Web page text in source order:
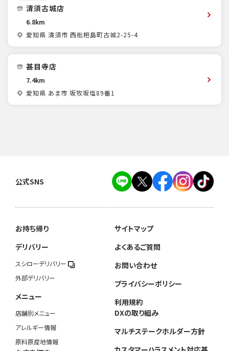
清須古城店
6.8km
愛知県 清須市 西枇杷島町古城2-25-4
甚目寺店
7.4km
愛知県 あま市 坂牧坂塩89番1
公式SNS
お持ち帰り
デリバリー
スシローデリバリー
外部デリバリー
メニュー
店舗別メニュー
アレルギー情報
原料原産地情報
サイトマップ
よくあるご質問
お問い合わせ
プライバシーポリシー
利用規約
DXの取り組み
マルチステークホルダー方針